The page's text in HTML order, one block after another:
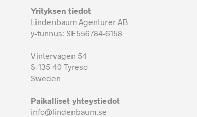
Yrityksen tiedot
Lindenbaum Agenturer AB
y-tunnus: SE556784-6158
Vintervägen 54
S-135 40 Tyresö
Sweden
Paikalliset yhteystiedot
info@lindenbaum.se